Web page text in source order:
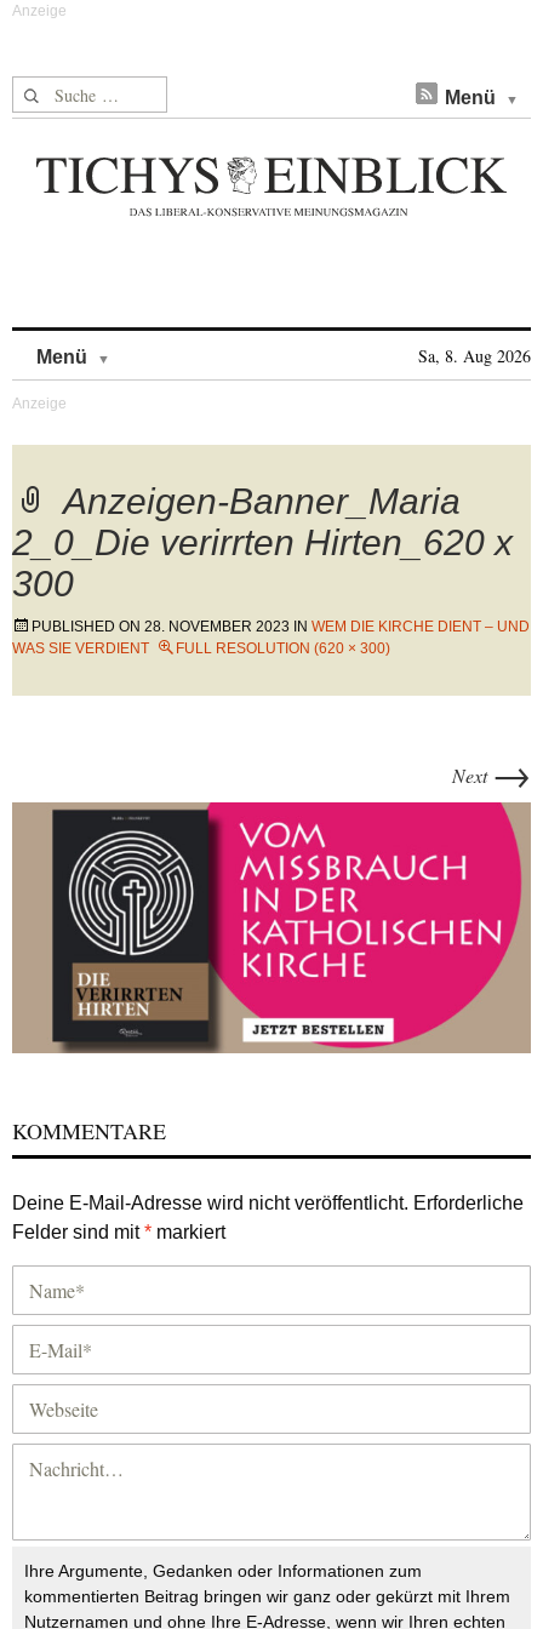
Suche nach: Menü
Menü Sa, 8. Aug 2026
Anzeigen-Banner_Maria
2_0_Die verirrten Hirten_620 x
300
PUBLISHED ON 28. NOVEMBER 2023 IN WEM DIE KIRCHE DIENT – UND
WAS SIE VERDIENT
FULL RESOLUTION (620 × 300)
Next →
KOMMENTARE
Deine E-Mail-Adresse wird nicht veröffentlicht. Erforderliche
Felder sind mit* markiert
Ihre Argumente, Gedanken oder Informationen zum
kommentierten Beitrag bringen wir ganz oder gekürzt mit Ihrem
Nutzernamen und ohne Ihre E-Adresse, wenn wir Ihren echten